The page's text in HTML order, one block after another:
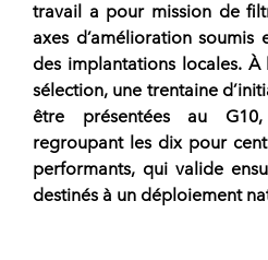
travail a pour mission de
axes d’amélioration soumis
des implantations locales. À
sélection, une trentaine
être présentées au
regroupant les dix pour
performants, qui valide
destinés à un déploiement